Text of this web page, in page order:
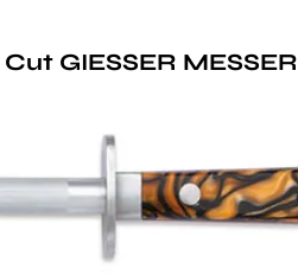
GIESSER MESSER